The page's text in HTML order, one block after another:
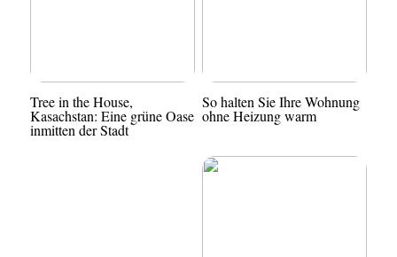
Tree in the House,
Kasachstan: Eine grüne Oase
inmitten der Stadt
So halten Sie Ihre Wohnung
ohne Heizung warm